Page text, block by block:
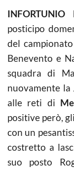
INFORTUNIO
posticipo
del
Benevento e
squadra di
nuovamente la
alle reti di
positive però,
con un
costretto a
suo posto